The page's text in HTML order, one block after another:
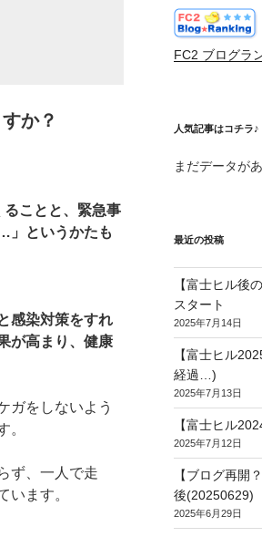
か？
ことと、緊急事
」というかたも
感染対策をすれ
が高まり、健康
ガをしないよう
。
ず、一人で走
います。
FC2 ブログラ
人気記事はコチラ♪
まだデータが
最近の投稿
【富士ヒル後
スタート
2025年7月14日
【富士ヒル
経過…)
2025年7月13日
【富士ヒル
2025年7月12日
【ブログ再開
後(20250629)
2025年6月29日